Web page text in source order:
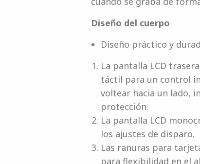
Diseño del cuerpo
Diseño práctico y
La pantalla LCD
táctil para un control
voltear hacia un lado,
protección.
La pantalla LCD
los ajustes de disparo.
Las ranuras para
para flexibilidad en el